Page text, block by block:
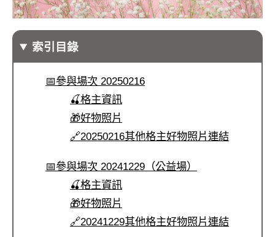
索引目錄
📅參與場次 20250216
🍒格主資訊
🎁好物照片
🔗20250216其他格主好物照片連結
📅參與場次 20241229（公益場）
🍒格主資訊
🎁好物照片
🔗20241229其他格主好物照片連結